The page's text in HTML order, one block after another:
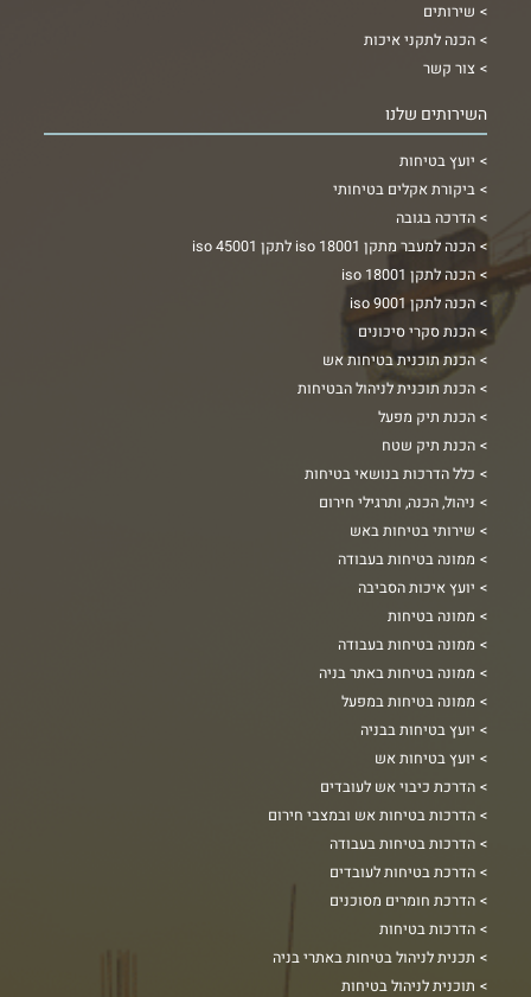
שירותים
הכנה לתקני איכות
צור קשר
השירותים שלנו
יועץ בטיחות
ביקורת אקלים בטיחותי
הדרכה בגובה
הכנה למעבר מתקן iso 18001 לתקן iso 45001
הכנה לתקן 18001 iso
הכנה לתקן iso 9001
הכנת סקרי סיכונים
הכנת תוכנית בטיחות אש
הכנת תוכנית לניהול הבטיחות
הכנת תיק מפעל
הכנת תיק שטח
כלל הדרכות בנושאי בטיחות
ניהול, הכנה, ותרגילי חירום
שירותי בטיחות באש
ממונה בטיחות בעבודה
יועץ איכות הסביבה
ממונה בטיחות
ממונה בטיחות בעבודה
ממונה בטיחות באתר בניה
ממונה בטיחות במפעל
יועץ בטיחות בבניה
יועץ בטיחות אש
הדרכת כיבוי אש לעובדים
הדרכות בטיחות אש ובמצבי חירום
הדרכות בטיחות בעבודה
הדרכת בטיחות לעובדים
הדרכת חומרים מסוכנים
הדרכות בטיחות
תכנית לניהול בטיחות באתרי בניה
תוכנית לניהול בטיחות